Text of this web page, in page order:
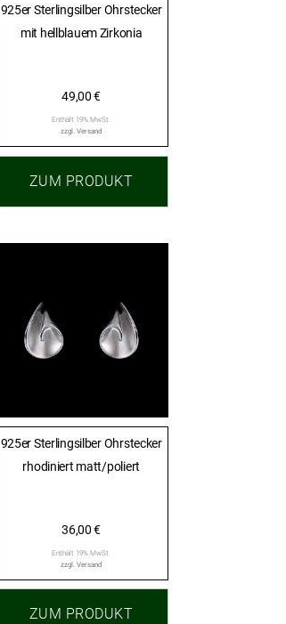
925er Sterlingsilber Ohrstecker
mit hellblauem Zirkonia
49,00€
Enthält 19% MwSt.
zzgl. Versand
ZUM PRODUKT
925er Sterlingsilber Ohrstecker
rhodiniert matt/poliert
36,00€
Enthält 19% MwSt.
zzgl. Versand
ZUM PRODUKT